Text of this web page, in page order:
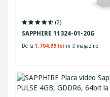
(2)
SAPPHIRE 11324-01-20G
De la 1,704.99 lei in 2 magazine